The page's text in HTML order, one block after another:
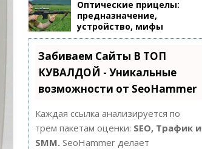
Оптические прицелы:
предназначение,
устройство, мифы
Забиваем Сайты В ТОП
КУВАЛДОЙ - Уникальные
возможности от SeoHammer
Каждая ссылка анализируется по
трем пакетам оценки: SEO, Трафик и
SMM. SeoHammer делает